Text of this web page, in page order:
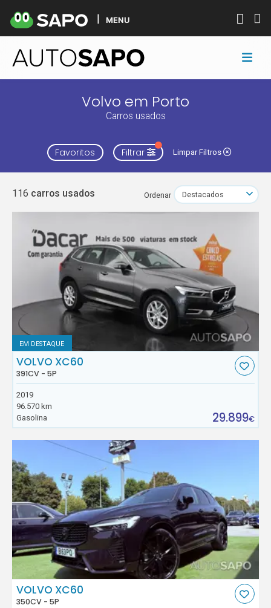
MENU
Volvo em Porto
Carros usados
Favoritos Filtrar Limpar Filtros
116 carros usados Ordenar
EM DESTAQUE
VOLVO XC60
391CV - 5P
2019
96.570 km
Gasolina
29.899€
VOLVO XC60
350CV - 5P